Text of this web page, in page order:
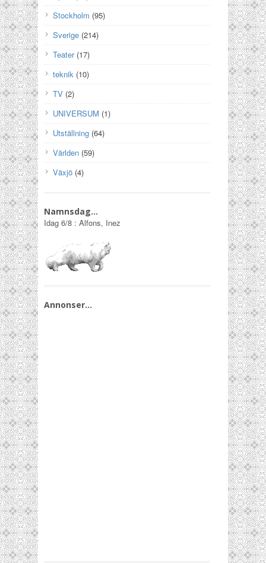
Stockholm (95)
Sverige (214)
Teater(17)
teknik (10)
TV (2)
UNIVERSUM (1)
Utställning (64)
Världen (59)
Växjö (4)
Namnsdag…
Idag 6/8 : Alfons, Inez
Annonser…